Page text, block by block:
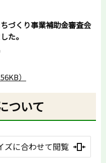
づくり事業補助金審査会
た。
）
ついて
ズに合わせて閲覧